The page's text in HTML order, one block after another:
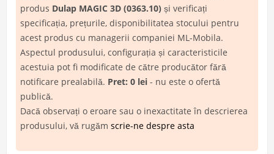
produs Dulap MAGIC 3D (0363.10) și verificați
specificația, prețurile, disponibilitatea stocului pentru
acest produs cu managerii companiei ML-Mobila.
Aspectul produsului, configurația și caracteristicile
acestuia pot fi modificate de către producător fără
notificare prealabilă. Pret: 0 lei - nu este o ofertă
publică.
Dacă observați o eroare sau o inexactitate în descrierea
produsului, vă rugăm scrie-ne despre asta